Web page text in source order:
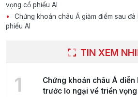
vọng cổ phiếu AI
Chứng khoán châu Á giảm điểm sau
phiếu AI
TIN XEM
1
Chứng khoán châu Á diễn
trước lo ngại về triển